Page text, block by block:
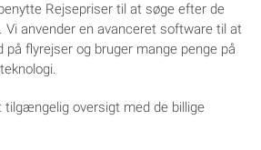
Rejsepriser til at søge efter de
Vi anvender en avanceret software til at
flyrejser og bruger mange penge på
tilgængelig oversigt med de billige